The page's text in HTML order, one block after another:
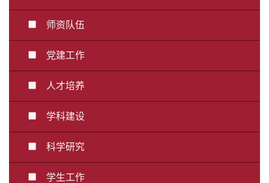
师资队伍
党建工作
人才培养
学科建设
科学研究
学生工作